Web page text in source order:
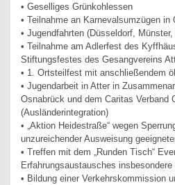
• Geselliges Grünkohlessen
• Teilnahme an Karnevalsumzügen in
• Jugendfahrten (Düsseldorf,
• Teilnahme am Adlerfest des
Stiftungsfestes des Gesangvereins
• 1. Ortsteilfest mit anschließendem
• Jugendarbeit in Atter in
Osnabrück und dem Caritas Verband
(Ausländerintegration)
• „Aktion Heidestraße“ wegen
unzureichender Ausweisung
• Treffen mit dem „Runden Tisch“
Erfahrungsaustausches
• Bildung einer Verkehrskommission